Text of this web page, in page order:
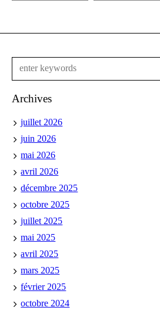
Archives
juillet 2026
juin 2026
mai 2026
avril 2026
décembre 2025
octobre 2025
juillet 2025
mai 2025
avril 2025
mars 2025
février 2025
octobre 2024